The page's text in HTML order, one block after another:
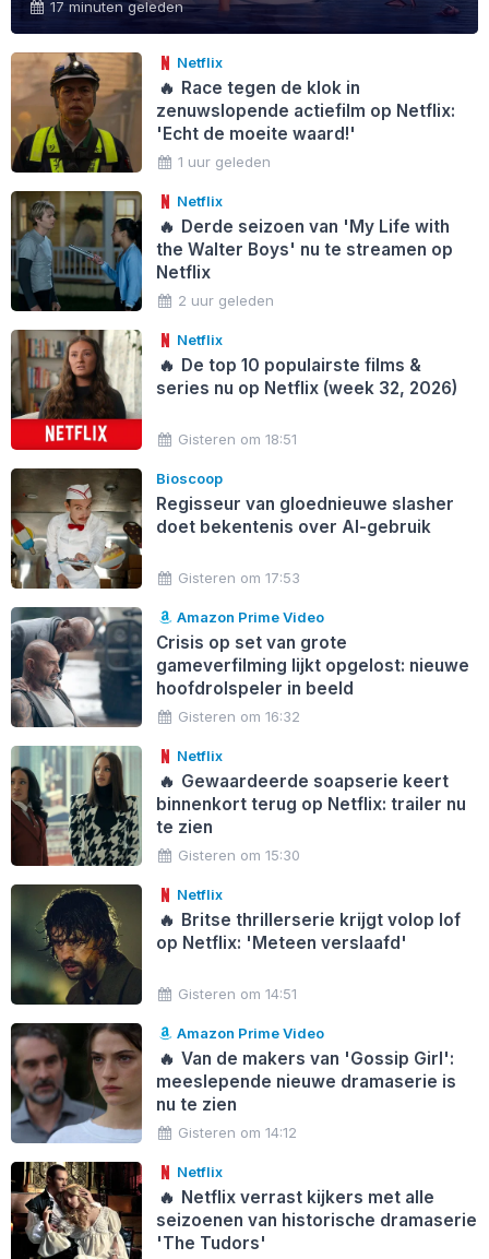
17 minuten geleden
Netflix
🔥 Race tegen de klok in
zenuwslopende actiefilm op Netflix:
'Echt de moeite waard!'
1 uur geleden
Netflix
🔥 Derde seizoen van 'My Life with
the Walter Boys' nu te streamen op
Netflix
2 uur geleden
Netflix
🔥 De top 10 populairste films &
series nu op Netflix (week 32, 2026)
Gisteren om 18:51
Bioscoop
Regisseur van gloednieuwe slasher
doet bekentenis over AI-gebruik
Gisteren om 17:53
Amazon Prime Video
Crisis op set van grote
gameverfilming lijkt opgelost: nieuwe
hoofdrolspeler in beeld
Gisteren om 16:32
Netflix
🔥 Gewaardeerde soapserie keert
binnenkort terug op Netflix: trailer nu
te zien
Gisteren om 15:30
Netflix
🔥 Britse thrillerserie krijgt volop lof
op Netflix: 'Meteen verslaafd'
Gisteren om 14:51
Amazon Prime Video
🔥 Van de makers van 'Gossip Girl':
meeslepende nieuwe dramaserie is
nu te zien
Gisteren om 14:12
Netflix
🔥 Netflix verrast kijkers met alle
seizoenen van historische dramaserie
'The Tudors'